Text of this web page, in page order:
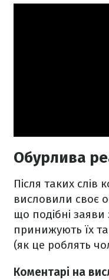
Обурлива
Після таких слів
висловили своє
що подібні заяви
принижують їх
(як це роблять
Коментарі на